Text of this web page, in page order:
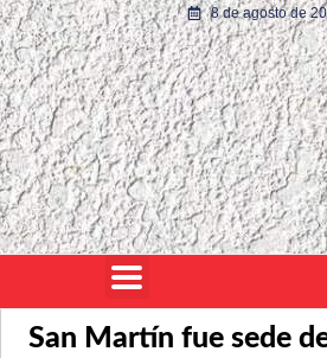
8 de agosto de
San Martín fue sede